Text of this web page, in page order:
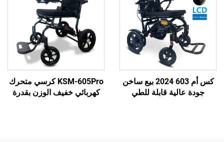
كس أم 603 2024 بيع ساخن
قابلة للطي
KSM-605Pro كرسي متحرك
كهربائي خفيف الوزن بقدرة